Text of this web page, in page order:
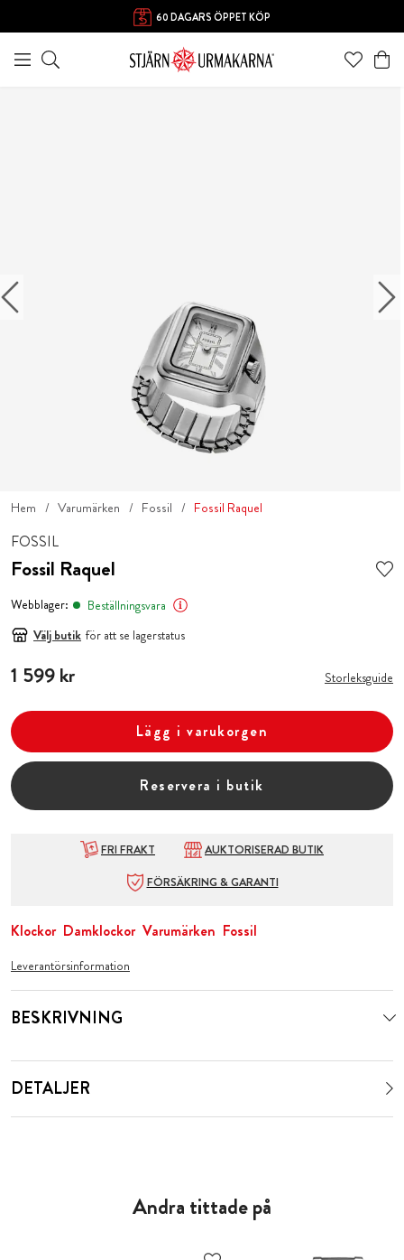
60 DAGARS ÖPPET KÖP
Hem Varumärken Fossil Fossil Raquel
FOSSIL
Fossil Raquel
Webblager:
Beställningsvara
Välj butik för att se lagerstatus
Pris:1 599 kr
1 599 kr Storleksguide
Lägg i varukorgen
Reservera i butik
FRI FRAKT
AUKTORISERAD BUTIK
FÖRSÄKRING & GARANTI
Klockor Damklockor Varumärken Fossil
Leverantörsinformation
BESKRIVNING
DETALJER
Andra tittade på